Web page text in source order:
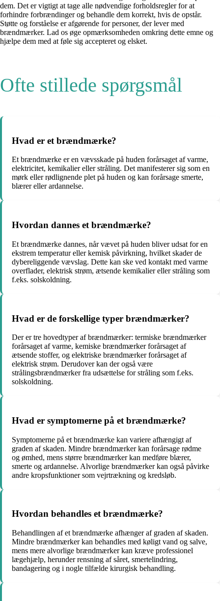
dem. Det er vigtigt at tage alle nødvendige forholdsregler for at
forhindre forbrændinger og behandle dem korrekt, hvis de opstår.
Støtte og forståelse er afgørende for personer, der lever med
brændmærker. Lad os øge opmærksomheden omkring dette emne og
hjælpe dem med at føle sig accepteret og elsket.
Ofte stillede spørgsmål
Hvad er et brændmærke?
Et brændmærke er en vævsskade på huden forårsaget af varme,
elektricitet, kemikalier eller stråling. Det manifesterer sig som en
mørk eller rødlignende plet på huden og kan forårsage smerte,
blærer eller ardannelse.
Hvordan dannes et brændmærke?
Et brændmærke dannes, når vævet på huden bliver udsat for en
ekstrem temperatur eller kemisk påvirkning, hvilket skader de
dybereliggende vævslag. Dette kan ske ved kontakt med varme
overflader, elektrisk strøm, ætsende kemikalier eller stråling som
f.eks. solskoldning.
Hvad er de forskellige typer brændmærker?
Der er tre hovedtyper af brændmærker: termiske brændmærker
forårsaget af varme, kemiske brændmærker forårsaget af
ætsende stoffer, og elektriske brændmærker forårsaget af
elektrisk strøm. Derudover kan der også være
strålingsbrændmærker fra udsættelse for stråling som f.eks.
solskoldning.
Hvad er symptomerne på et brændmærke?
Symptomerne på et brændmærke kan variere afhængigt af
graden af skaden. Mindre brændmærker kan forårsage rødme
og ømhed, mens større brændmærker kan medføre blærer,
smerte og ardannelse. Alvorlige brændmærker kan også påvirke
andre kropsfunktioner som vejrtrækning og kredsløb.
Hvordan behandles et brændmærke?
Behandlingen af et brændmærke afhænger af graden af skaden.
Mindre brændmærker kan behandles med køligt vand og salve,
mens mere alvorlige brændmærker kan kræve professionel
lægehjælp, herunder rensning af såret, smertelindring,
bandagering og i nogle tilfælde kirurgisk behandling.